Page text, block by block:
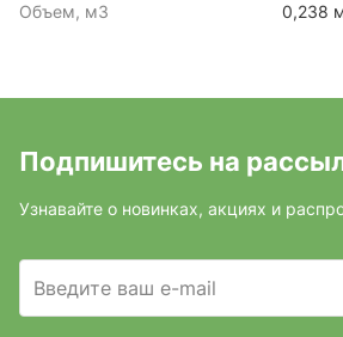
Объем, м3 0,238
Подпишитесь на
Узнавайте о новинках, акциях и
Введите ваш e-mail